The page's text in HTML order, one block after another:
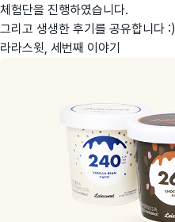
체험단을 진행하였습니다.
그리고 생생한 후기를 공유합니다 :)
라라스윗, 세번째 이야기